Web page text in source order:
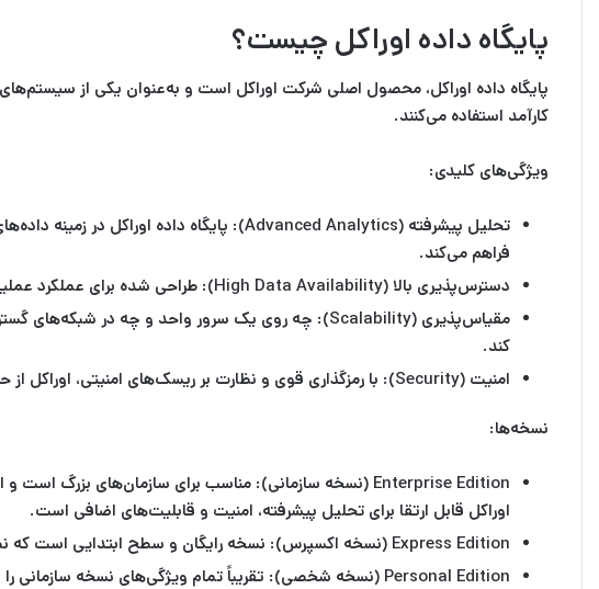
پایگاه داده اوراکل چیست؟
پایگاه داده اوراکل، محصول اصلی شرکت اوراکل است و به‌عنوان یکی از
کارآمد استفاده می‌کنند.
ویژگی‌های کلیدی:
تحلیل پیشرفته (Advanced Analytics):
پایگاه داده اوراکل در زمینه
فراهم می‌کند.
دسترس‌پذیری بالا (High Data Availability):
طراحی شده برای عملکرد
مقیاس‌پذیری (Scalability):
چه روی یک سرور واحد و چه در شبکه‌های
کند.
امنیت (Security):
با رمزگذاری قوی و نظارت بر ریسک‌های امنیتی،
نسخه‌ها:
Enterprise Edition (نسخه سازمانی):
اوراکل قابل ارتقا برای تحلیل پیشرفته، امنیت و قابلیت‌های اضافی است.
Express Edition (نسخه اکسپرس):
نسخه رایگان و سطح ابتدایی است که
Personal Edition (نسخه شخصی):
تقریباً تمام ویژگی‌های نسخه سازمانی